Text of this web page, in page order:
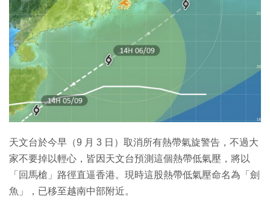
生成式AI與雲端應用
Enterprise Digital Transformation
特集
天文台於今早（9 月 3 日）取消所有熱帶氣旋警告，不過大
家不要掉以輕心，皆因天文台預測這個熱帶低氣壓，將以
「回馬槍」路徑直逼香港。現時這股熱帶低氣壓命名為「劍
魚」，已移至越南中部附近。